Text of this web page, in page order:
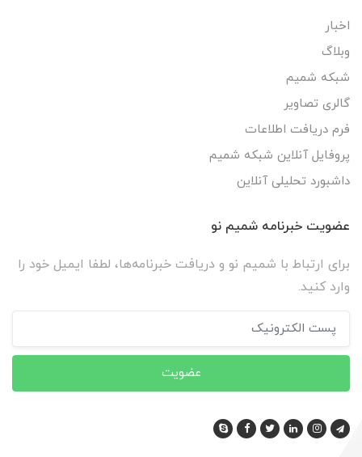
اخبار
وبلاگ
شبکه شمیم
گالری تصاویر
فرم دریافت اطلاعات
پروفایل آنلاین شبکه شمیم
داشبورد تحلیلی آنلاین
عضویت خبرنامه شمیم نو
برای ارتباط با شمیم نو و دریافت خبرنامه‌ها، لطفا ایمیل خود را
وارد کنید.
عضویت